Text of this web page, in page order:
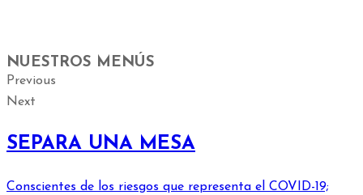
NUESTROS MENÚS
Previous
Next
SEPARA UNA MESA
Conscientes de los riesgos que representa el COVID-19;